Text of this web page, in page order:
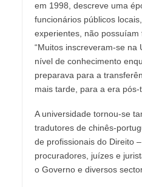
em 1998, descreve uma
funcionários públicos
experientes, não
“Muitos inscreveram-se na
nível de conhecimento
preparava para a
mais tarde, para a era
A universidade tornou-se
tradutores de chinês-
de profissionais do Direito
procuradores, juízes e
o Governo e diversos